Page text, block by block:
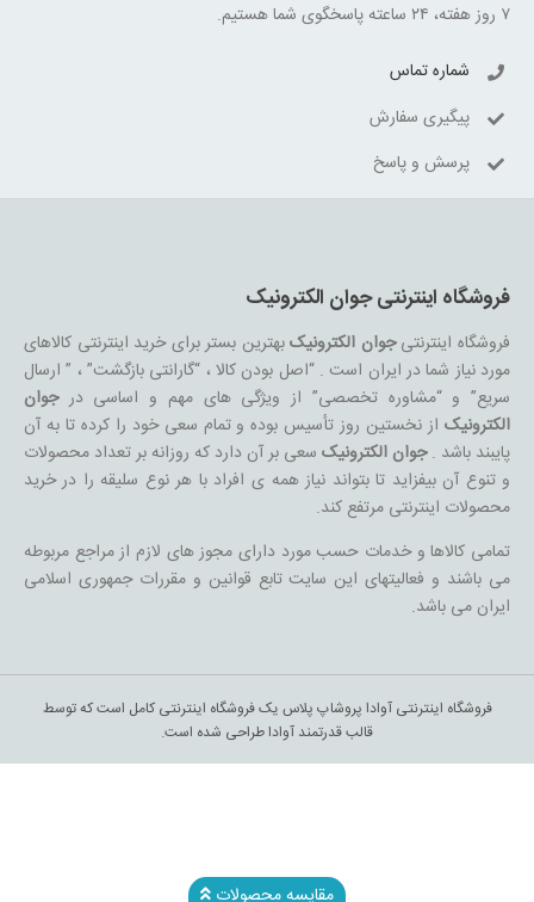
۷ روز هفته، ۲۴ ساعته پاسخگوی شما هستیم.
شماره تماس
پیگیری سفارش
پرسش و پاسخ
فروشگاه اینترنتی جوان الکترونیک
فروشگاه اینترنتیجوان الکترونیکبهترین بستر برای خرید اینترنتی کالاهای
مورد نیاز شما در ایران است . “اصل بودن کالا ، “گارانتی بازگشت” ، ” ارسال
سریع” و “مشاوره تخصصی” از ویژگی های مهم و اساسی درجوان
الکترونیکاز نخستین روز تأسیس بوده و تمام سعی خود را کرده تا به آن
پایبند باشد .جوان الکترونیکسعی بر آن دارد که روزانه بر تعداد محصولات
و تنوع آن بیفزاید تا بتواند نیاز همه ی افراد با هر نوع سلیقه را در خرید
محصولات اینترنتی مرتفع کند.
تمامی کالاها و خدمات حسب مورد دارای مجوز های لازم از مراجع مربوطه
می باشند و فعالیتهای این سایت تابع قوانین و مقررات جمهوری اسلامی
ایران می باشد.
فروشگاه اینترنتی آوادا پروشاپ پلاس یک فروشگاه اینترنتی کامل است که توسط
قالب قدرتمند آوادا طراحی شده است.
مقایسه محصولات